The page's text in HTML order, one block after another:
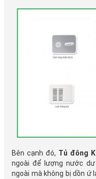
Bên cạnh đó, Tủ đông
ngoài để lượng nước
ngoài mà không bị dồn ứ